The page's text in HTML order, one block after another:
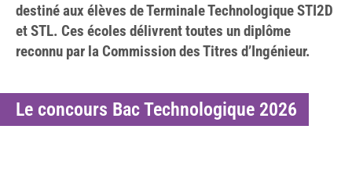
destiné aux élèves de Terminale Technologique STI2D
et STL. Ces écoles délivrent toutes un diplôme
reconnu par la Commission des Titres d’Ingénieur.
Le concours Bac Technologique 2026